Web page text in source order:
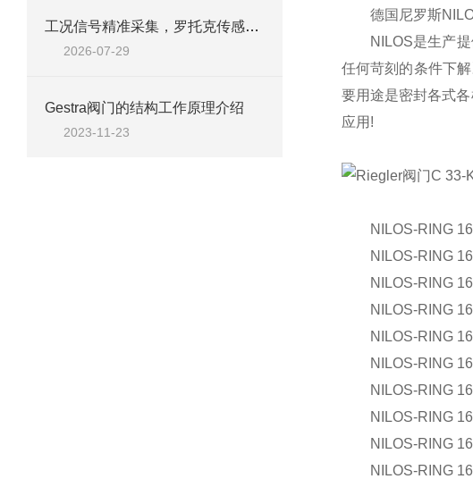
工况信号精准采集，罗托克传感器服务工业阀门控制流程
2026-07-29
Gestra阀门的结构工作原理介绍
2023-11-23
德国尼罗斯
NILOS是生产提供
任何苛刻的条件下
要用途是密封各式
应用!
NILOS-RING
NILOS-RING
NILOS-RING
NILOS-RING
NILOS-RING
NILOS-RING
NILOS-RING
NILOS-RING
NILOS-RING
NILOS-RING